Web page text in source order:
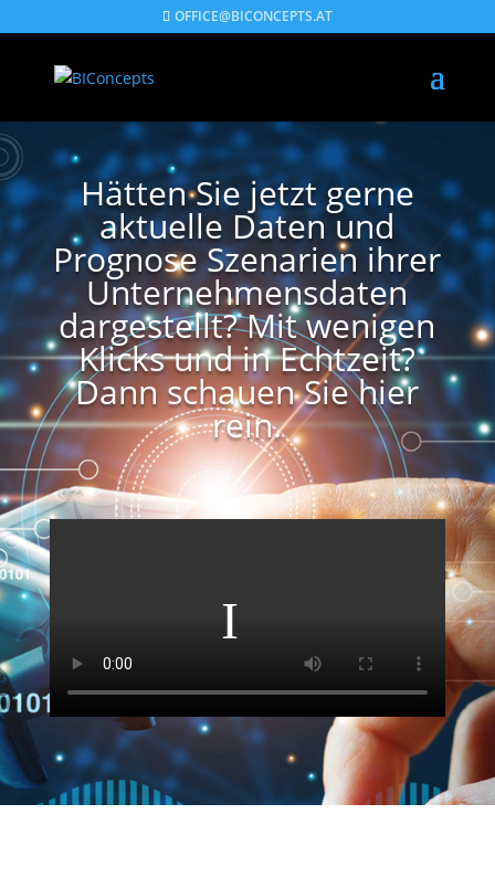
OFFICE@BICONCEPTS.AT
Hätten Sie jetzt gerne
aktuelle Daten und
Prognose Szenarien ihrer
Unternehmensdaten
dargestellt? Mit wenigen
Klicks und in Echtzeit?
Dann schauen Sie hier
rein.